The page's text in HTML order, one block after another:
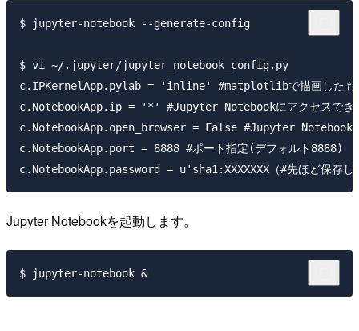
$ jupyter-notebook --generate-config
$ vi ~/.jupyter/jupyter_notebook_config.py
c.IPKernelApp.pylab = 'inline' #matplotlibで描画したもの
c.NotebookApp.ip = '*' #Jupyter Notebookにアクセスでき
c.NotebookApp.open_browser = False #Jupyter Notebook起
c.NotebookApp.port = 8888 #ポート指定(デフォルト8888)
Jupyter Notebookを起動します。